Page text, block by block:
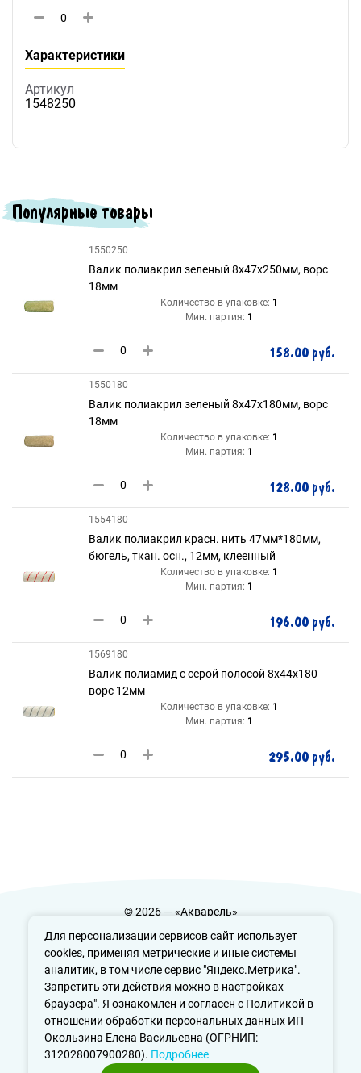
Для персонализации сервисов сайт использует
cookies, применяя метрические и иные системы
аналитик, в том числе сервис "Яндекс.Метрика".
Запретить эти действия можно в настройках
браузера". Я ознакомлен и согласен с Политикой в
отношении обработки персональных данных ИП
Окользина Елена Васильевна (ОГРНИП:
312028007900280). Подробнее
Характеристики
Артикул
1548250
Популярные товары
1550250
Валик полиакрил зеленый 8х47х250мм, ворс
18мм
Количество в упаковке: 1
Мин. партия: 1
158.00 руб.
1550180
Валик полиакрил зеленый 8х47х180мм, ворс
18мм
Количество в упаковке: 1
Мин. партия: 1
128.00 руб.
1554180
Валик полиакрил красн. нить 47мм*180мм,
бюгель, ткан. осн., 12мм, клеенный
Количество в упаковке: 1
Мин. партия: 1
196.00 руб.
1569180
Валик полиамид с серой полосой 8х44х180
ворс 12мм
Количество в упаковке: 1
Мин. партия: 1
295.00 руб.
© 2026 — «Акварель»
Политика конфиденциальности